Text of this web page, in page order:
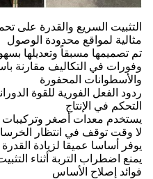
التثبيت السريع والقدرة على
مثالية لمواقع محدودة الوصول
تم تصميمها مسبقاً وتعديلها
وفورات في التكاليف مقارنة
والأسطوانات المحفورة
ردود الفعل الفورية للقوة
التحكم في الإنتاج
يستخدم معدات أصغر وتركيبات
لا وقت توقف في انتظار
يوفر أساسا عميقا لزيادة
يمنع اضطراب التربة أثناء
فوائد إصلاح الأساس